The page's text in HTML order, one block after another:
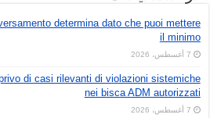
determina dato che puoi mettere
il minimo
7 أغسطس، 2026
di casi rilevanti di violazioni sistemiche
nei bisca ADM autorizzati
7 أغسطس، 2026